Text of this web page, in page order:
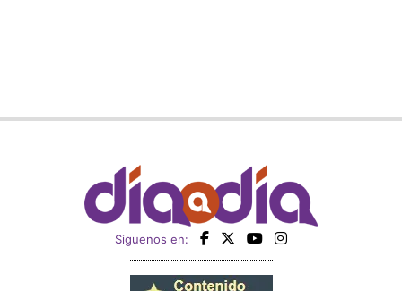
Siguenos en: